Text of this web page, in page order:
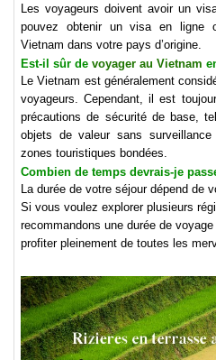
Les voyageurs doivent avoir un
pouvez obtenir un visa en ligne
Vietnam dans votre pays d’origine.
Est-il sûr de voyager au Vietnam
Le Vietnam est généralement
voyageurs. Cependant, il est
précautions de sécurité de base,
objets de valeur sans
zones touristiques bondées.
Combien de temps devrais-je
La durée de votre séjour dépend de
Si vous voulez explorer plusieurs
recommandons une durée de
profiter pleinement de toutes les